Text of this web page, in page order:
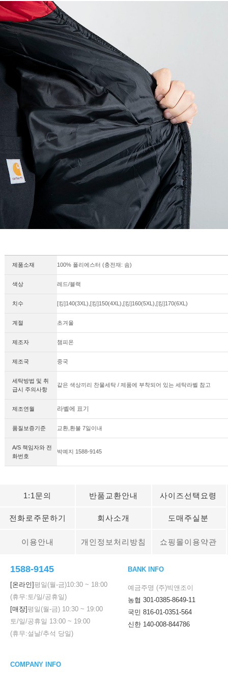
제품소재 100% 폴리에스터 (충전재: 솜)
색상 레드/블랙
치수 [킹]140(3XL),[킹]150(4XL),[킹]160(5XL),[킹]170(6XL)
계절 초겨울
제조자 챔피온
제조국 중국
세탁방법 및 취
급시 주의사항
같은 색상끼리 찬물세탁 / 제품에 부착되어 있는 세탁라벨 참고
제조연월 라벨에 표기
품질보증기준 교환,환불 7일이내
A/S 책임자와 전
화번호
박예지 1588-9145
1:1문의 반품교환안내 사이즈선택요령
전화로주문하기 회사소개 도매주실분
이용안내 개인정보처리방침 쇼핑몰이용약관
1588-9145
[온라인] 평일(월-금)10:30 ~ 18:00
(휴무:토/일/공휴일)
[매장] 평일(월-금) 10:30 ~ 19:00
토/일/공휴일 13:00 ~ 19:00
(휴무:설날/추석 당일)
BANK INFO
예금주명 (주)빅앤조이
농협 301-0385-8649-11
국민 816-01-0351-564
신한 140-008-844786
COMPANY INFO